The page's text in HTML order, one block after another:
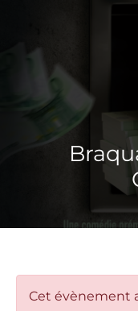
Cet évènement